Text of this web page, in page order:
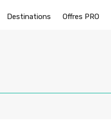
Destinations Offres PRO